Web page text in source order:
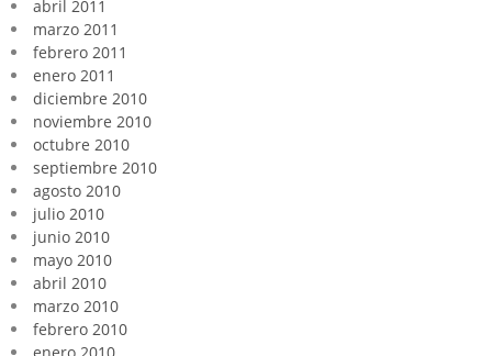
abril 2011
marzo 2011
febrero 2011
enero 2011
diciembre 2010
noviembre 2010
octubre 2010
septiembre 2010
agosto 2010
julio 2010
junio 2010
mayo 2010
abril 2010
marzo 2010
febrero 2010